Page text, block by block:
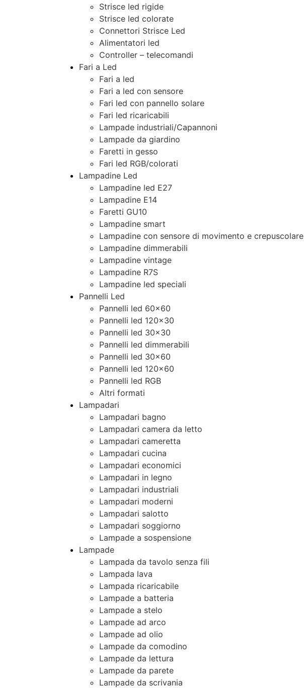
Strisce led rigide
Strisce led colorate
Connettori Strisce Led
Alimentatori led
Controller – telecomandi
Fari a Led
Fari a led
Fari a led con sensore
Fari led con pannello solare
Fari led ricaricabili
Lampade industriali/Capannoni
Lampade da giardino
Faretti in gesso
Fari led RGB/colorati
Lampadine Led
Lampadine led E27
Lampadine E14
Faretti GU10
Lampadine smart
Lampadine con sensore di movimento e crepuscolare
Lampadine dimmerabili
Lampadine vintage
Lampadine R7S
Lampadine led speciali
Pannelli Led
Pannelli led 60×60
Pannelli led 120×30
Pannelli led 30×30
Pannelli led dimmerabili
Pannelli led 30×60
Pannelli led 120×60
Pannelli led RGB
Altri formati
Lampadari
Lampadari bagno
Lampadari camera da letto
Lampadari cameretta
Lampadari cucina
Lampadari economici
Lampadari in legno
Lampadari industriali
Lampadari moderni
Lampadari salotto
Lampadari soggiorno
Lampade a sospensione
Lampade
Lampada da tavolo senza fili
Lampada lava
Lampada ricaricabile
Lampade a batteria
Lampade a stelo
Lampade ad arco
Lampade ad olio
Lampade da comodino
Lampade da lettura
Lampade da parete
Lampade da scrivania